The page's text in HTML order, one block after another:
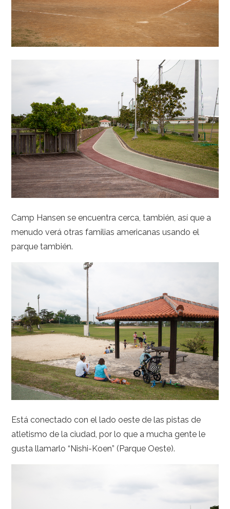
Camp Hansen se encuentra cerca, también, así que a
menudo verá otras familias americanas usando el
parque también.
Está conectado con el lado oeste de las pistas de
atletismo de la ciudad, por lo que a mucha gente le
gusta llamarlo “Nishi-Koen” (Parque Oeste).